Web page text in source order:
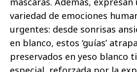
variedad de emociones
urgentes: desde sonrisas
en blanco, estos ‘guías’
preservados en yeso blanco